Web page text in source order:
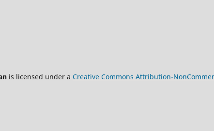
is licensed under a Creative Commons Attribution-